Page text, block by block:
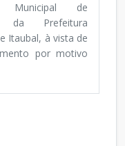
Municipal de
da Prefeitura
Itaubal, à vista de
por motivo